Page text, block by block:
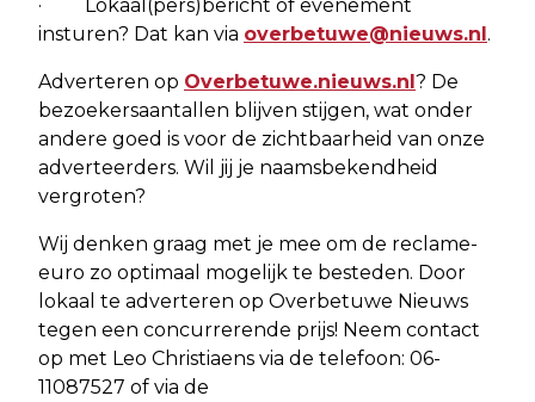
· Lokaal(pers)bericht of evenement
insturen? Dat kan via overbetuwe@nieuws.nl.
Adverteren op Overbetuwe.nieuws.nl? De
bezoekersaantallen blijven stijgen, wat onder
andere goed is voor de zichtbaarheid van onze
adverteerders. Wil jij je naamsbekendheid
vergroten?
Wij denken graag met je mee om de reclame-
euro zo optimaal mogelijk te besteden. Door
lokaal te adverteren op Overbetuwe Nieuws
tegen een concurrerende prijs! Neem contact
op met Leo Christiaens via de telefoon: 06-
11087527 of via de